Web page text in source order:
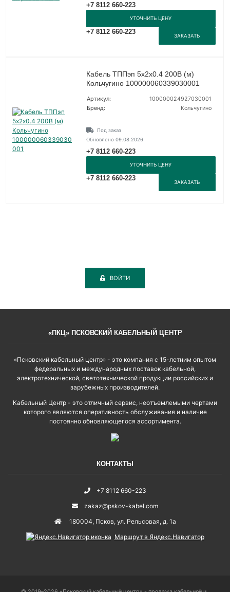
+7 8112 660-223
УТОЧНИТЬ ЦЕНУ
+7 8112 660-223
ЗАКАЗАТЬ
Кабель ТППэп 5х2х0.4 200В (м)
Кольчугино 100000060339030001
Артикул:
100000024927030001
Бренд:
Кольчугино
Под заказ
Обновлено 09.08.2026
+7 8112 660-223
УТОЧНИТЬ ЦЕНУ
+7 8112 660-223
ЗАКАЗАТЬ
ВОЙТИ
«ПКЦ» ПСКОВСКИЙ КАБЕЛЬНЫЙ ЦЕНТР
«Псковский кабельный центр» - это компания с 15-летним опытом
федеральных и международных поставок кабельной,
электротехнической, светотехнической продукции российских и
зарубежных производителей.
Кабельный Центр - это отличный сервис, неотъемлемыми чертами
которого являются оперативность обслуживания и наличие
постоянно обновляющегося ассортимента.
КОНТАКТЫ
+7 8112 660-223
zakaz@pskov-kabel.com
180004, Псков, ул. Рельсовая, д. 1а
Маршрут в Яндекс.Навигатор